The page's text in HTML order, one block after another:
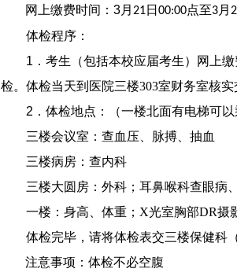
网上缴费时间： 3月 21日 00:00点至3月
体检程序：
1 ． 考生（包括本校应届考生）网上
检。体检当天到医院三楼303室财务室核实
2 ． 体检地点：（一楼北面有电梯可以
三楼会议室：查血压、脉搏、抽血
三楼病房：查内科
三楼大圆房：外科；耳鼻喉科查眼病
一楼：身高、体重； X光室胸部DR摄
体检完毕，请将体检表交三楼保健科
注意事项：体检不必空腹